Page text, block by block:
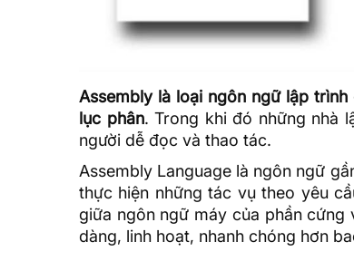
Assembly là loại ngôn ngữ lập
lục phân. Trong khi đó những nhà
người dễ đọc và thao tác.
Assembly Language là ngôn ngữ
thực hiện những tác vụ theo yêu
giữa ngôn ngữ máy của phần
dàng, linh hoạt, nhanh chóng hơn